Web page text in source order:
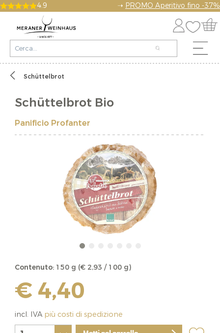
4.9 ➝ PROMO Aperitivo fino -37%
Schüttelbrot
Schüttelbrot Bio
Panificio Profanter
Contenuto: 150 g (€ 2,93 / 100 g)
€ 4,40
incl. IVA più costi di spedizione